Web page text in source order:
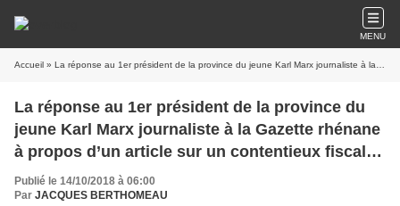
MENU
Accueil » La réponse au 1er président de la province du jeune Karl Marx journaliste à la Gazette rhénane à propos d’un article sur un contentieux fiscal opposant l’administration prussienne aux vignerons de la Moselle.
La réponse au 1er président de la province du
jeune Karl Marx journaliste à la Gazette rhénane
à propos d’un article sur un contentieux fiscal
opposant l’administration prussienne aux
vignerons de la Moselle.
Publié le 14/10/2018 à 06:00
Par JACQUES BERTHOMEAU